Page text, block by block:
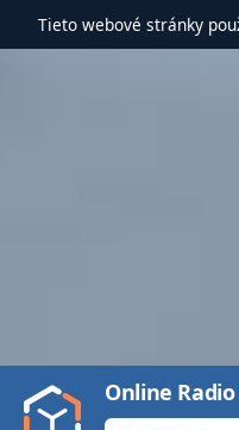
Tieto webové stránky
Video
Play
Online